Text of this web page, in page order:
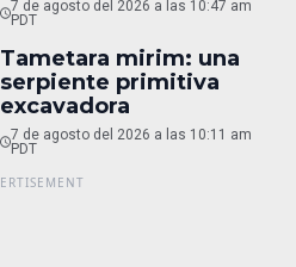
7 de agosto del 2026 a las 10:47 am
PDT
Tametara mirim: una
serpiente primitiva
excavadora
7 de agosto del 2026 a las 10:11 am
PDT